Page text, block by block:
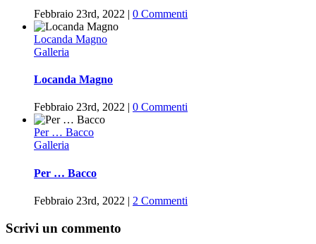
Febbraio 23rd, 2022 | 0 Commenti
Locanda Magno
Galleria
Locanda Magno
Febbraio 23rd, 2022 | 0 Commenti
Per … Bacco
Galleria
Per … Bacco
Febbraio 23rd, 2022 | 2 Commenti
Scrivi un commento